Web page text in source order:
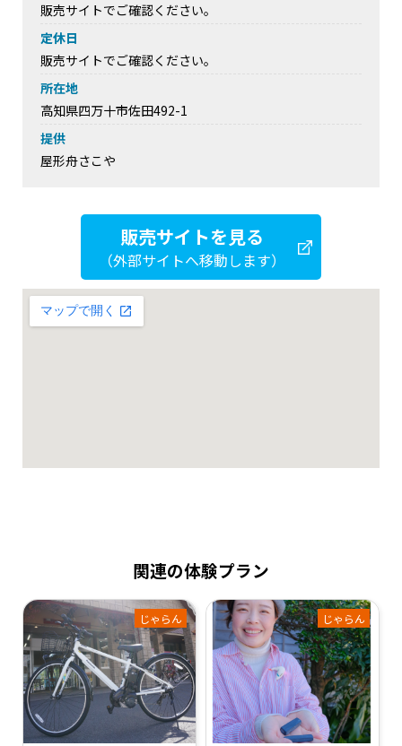
販売サイトでご確認ください。
定休日
販売サイトでご確認ください。
所在地
高知県四万十市佐田492-1
提供
屋形舟さこや
販売サイトを見る
（外部サイトへ移動します）
関連の体験プラン
じゃらん じゃらん